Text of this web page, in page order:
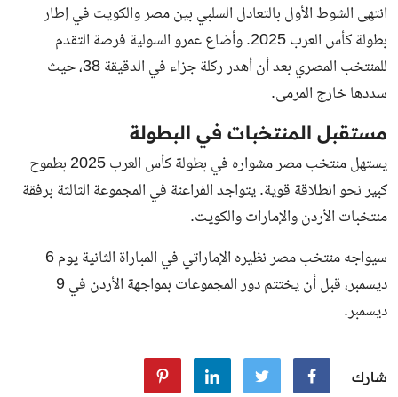
انتهى الشوط الأول بالتعادل السلبي بين مصر والكويت في إطار
بطولة كأس العرب 2025. وأضاع عمرو السولية فرصة التقدم
للمنتخب المصري بعد أن أهدر ركلة جزاء في الدقيقة 38، حيث
سددها خارج المرمى.
مستقبل المنتخبات في البطولة
يستهل منتخب مصر مشواره في بطولة كأس العرب 2025 بطموح
كبير نحو انطلاقة قوية. يتواجد الفراعنة في المجموعة الثالثة برفقة
منتخبات الأردن والإمارات والكويت.
سيواجه منتخب مصر نظيره الإماراتي في المباراة الثانية يوم 6
ديسمبر، قبل أن يختتم دور المجموعات بمواجهة الأردن في 9
ديسمبر.
شارك